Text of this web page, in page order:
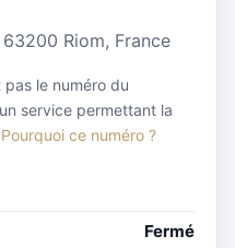
Riom, France
le numéro du
service permettant la
Pourquoi ce numéro ?
Fermé